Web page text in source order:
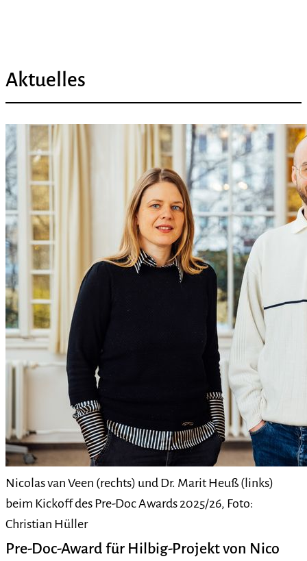
Aktuelles
Nicolas van Veen (rechts) und Dr. Marit Heuß (links)
beim Kickoff des Pre-Doc Awards 2025/26, Foto:
Christian Hüller
Pre-Doc-Award für Hilbig-Projekt von Nico